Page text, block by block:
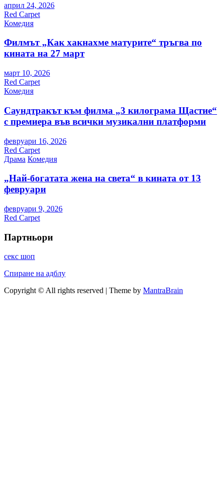
април 24, 2026
Red Carpet
Комедия
Филмът „Как хакнахме матурите“ тръгва по
кината на 27 март
март 10, 2026
Red Carpet
Комедия
Саундтракът към филма „3 килограма Щастие“
с премиера във всички музикални платформи
февруари 16, 2026
Red Carpet
Драма Комедия
„Най-богатата жена на света“ в кината от 13
февруари
февруари 9, 2026
Red Carpet
Партньори
секс шоп
Спиране на адблу
Copyright © All rights reserved | Theme by MantraBrain